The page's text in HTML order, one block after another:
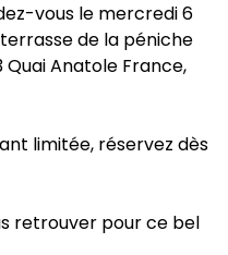
vous le mercredi 6
de la péniche
Anatole France,
limitée, réservez dès
retrouver pour ce bel